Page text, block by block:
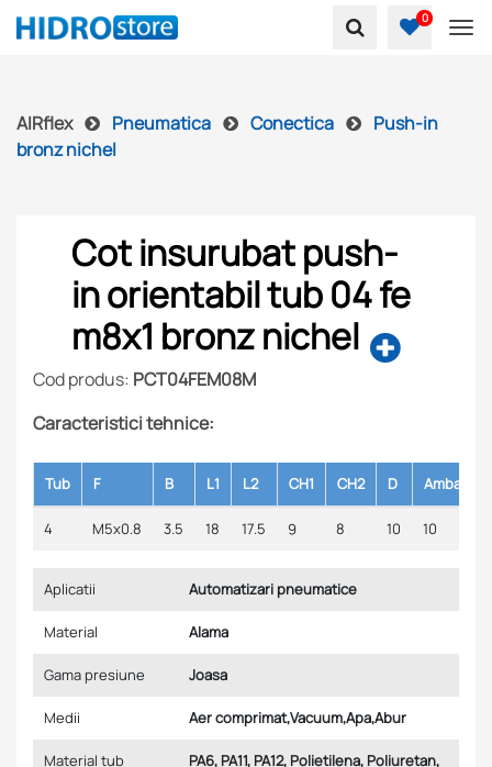
0
AIRflex Pneumatica Conectica
Push-in
bronz nichel
Cot insurubat push-
in orientabil tub 04 fe
m8x1 bronz nichel
Cod produs: PCT04FEM08M
Caracteristici tehnice:
Tub F B L1 L2 CH1 CH2 D Ambalare
4 M5x0.8 3.5 18 17.5 9 8 10 10
Aplicatii Automatizari pneumatice
Material Alama
Gama presiune Joasa
Medii Aer comprimat,Vacuum,Apa,Abur
Material tub
PA6, PA11, PA12, Polietilena, Poliuretan,